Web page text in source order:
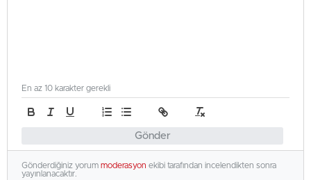
Gönder
En az 10 karakter gerekli
Gönderdiğiniz yorum moderasyon ekibi tarafından incelendikten sonra
yayınlanacaktır.